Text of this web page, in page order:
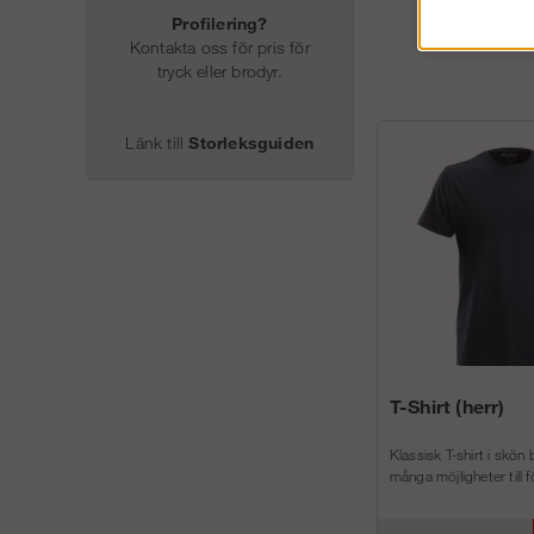
Profilering?
Kontakta oss för pris för
tryck eller brodyr.
Länk till Storleksguiden
T-Shirt (herr)
Klassisk T-shirt i skön
många möjligheter till